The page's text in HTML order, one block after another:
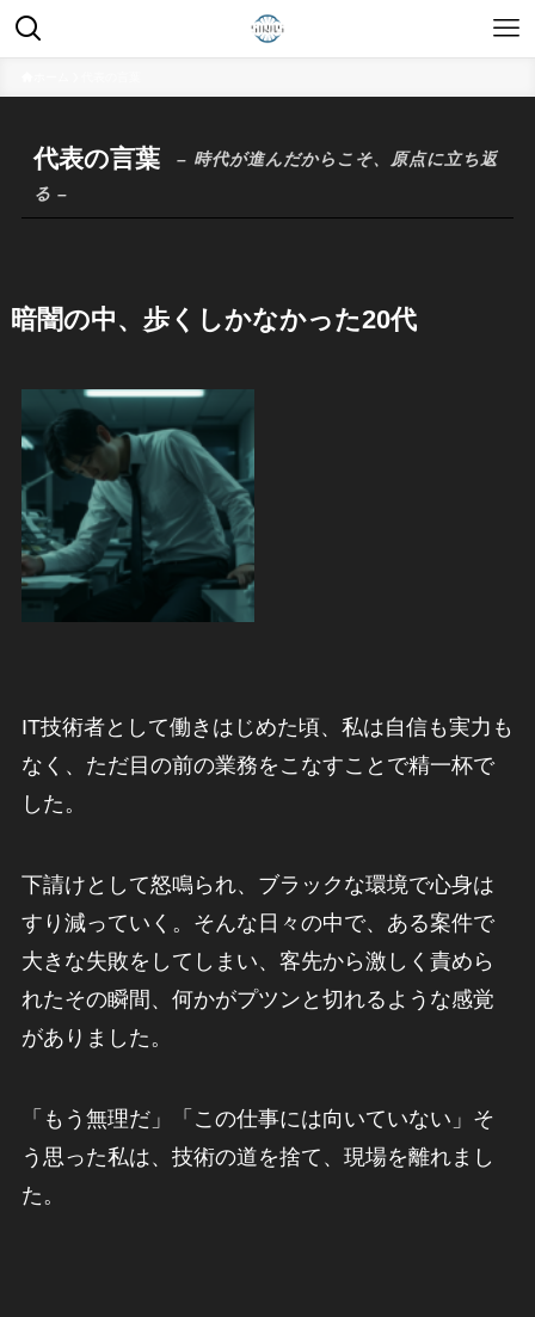
代表の言葉
– 時代が進んだからこそ、原点に立ち返
る –
暗闇の中、歩くしかなかった20代
IT技術者として働きはじめた頃、私は自信も実力も
なく、ただ目の前の業務をこなすことで精一杯で
した。
下請けとして怒鳴られ、ブラックな環境で心身は
すり減っていく。そんな日々の中で、ある案件で
大きな失敗をしてしまい、客先から激しく責めら
れたその瞬間、何かがプツンと切れるような感覚
がありました。
「もう無理だ」「この仕事には向いていない」そ
う思った私は、技術の道を捨て、現場を離れまし
た。